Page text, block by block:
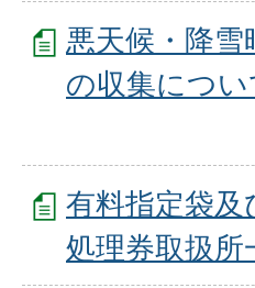
悪天候・降雪
の収集につい
有料指定袋及
処理券取扱所